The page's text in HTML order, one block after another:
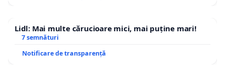
Lidl: Mai multe cărucioare mici, mai puține mari!
7 semnături
Notificare de transparență